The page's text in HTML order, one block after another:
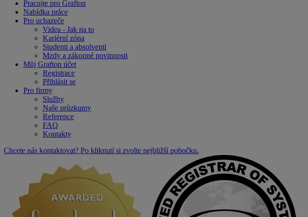
Pracujte pro Grafton
Nabídka práce
Pro uchazeče
Videa - Jak na to
Kariérní zóna
Studenti a absolventi
Mzdy a zákonné povinnosti
Můj Grafton účet
Registrace
Přihlásit se
Pro firmy
Služby
Naše průzkumy
Reference
FAQ
Kontakty
Chcete nás kontaktovat? Po kliknutí si zvolte nejbližší pobočku.